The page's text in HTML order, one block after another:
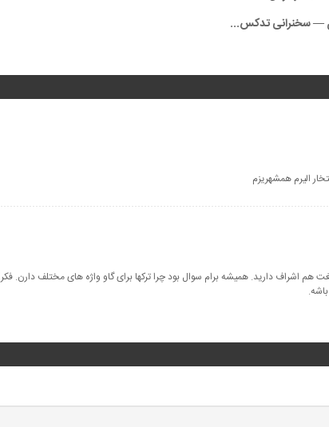
— سخنرانی تدکس...
الیرم همشهریزم
هم اشراف دارید. همیشه برام سوال بود چرا ترکها برای گاو واژه های مختلف دارن.